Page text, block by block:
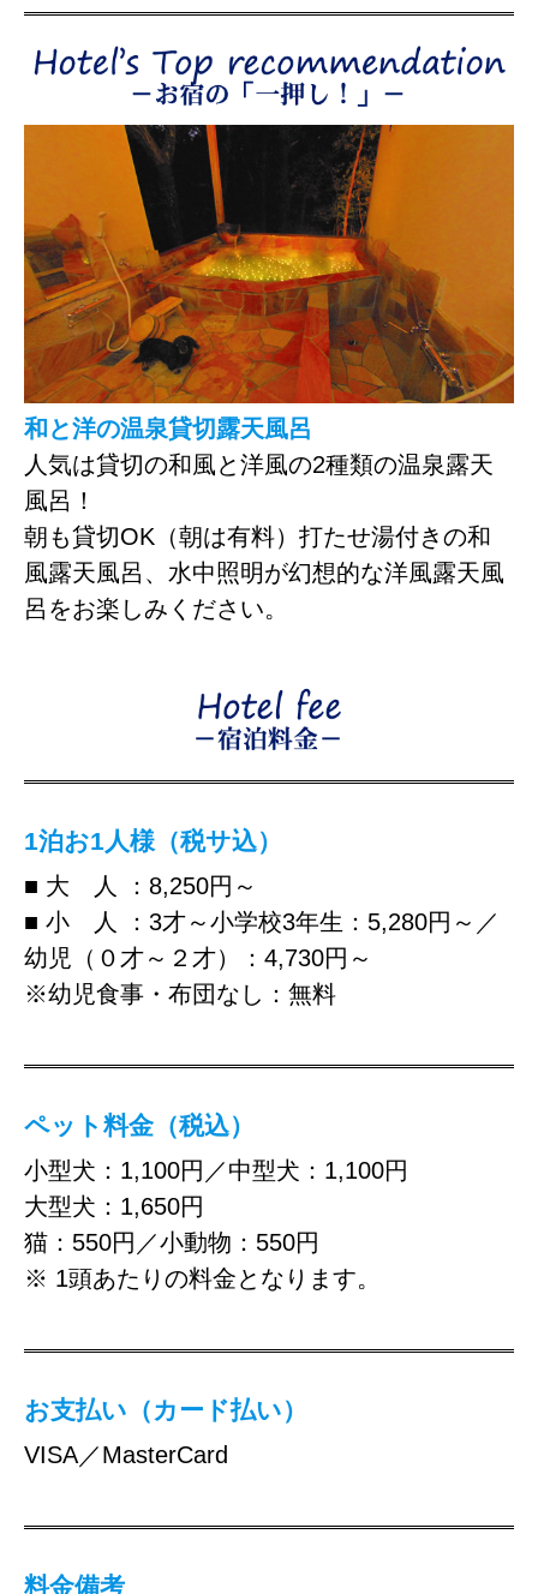
和と洋の温泉貸切露天風呂
人気は貸切の和風と洋風の2種類の温泉露天
風呂！
朝も貸切OK（朝は有料）打たせ湯付きの和
風露天風呂、水中照明が幻想的な洋風露天風
呂をお楽しみください。
1泊お1人様（税サ込）
■ 大 人 ：8,250円～
■ 小 人 ：3才～小学校3年生：5,280円～／
幼児（０才～２才）：4,730円～
※幼児食事・布団なし：無料
ペット料金（税込）
小型犬：1,100円／中型犬：1,100円
大型犬：1,650円
猫：550円／小動物：550円
※ 1頭あたりの料金となります。
お支払い（カード払い）
VISA／MasterCard
料金備考